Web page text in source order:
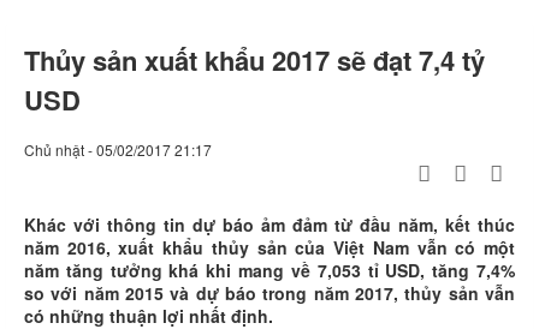
Thủy sản xuất khẩu 2017 sẽ đạt 7,4 tỷ
USD
Chủ nhật - 05/02/2017 21:17
Khác với thông tin dự báo ảm đảm từ đầu năm, kết thúc
năm 2016, xuất khẩu thủy sản của Việt Nam vẫn có một
năm tăng tưởng khá khi mang về 7,053 tỉ USD, tăng 7,4%
so với năm 2015 và dự báo trong năm 2017, thủy sản vẫn
có những thuận lợi nhất định.